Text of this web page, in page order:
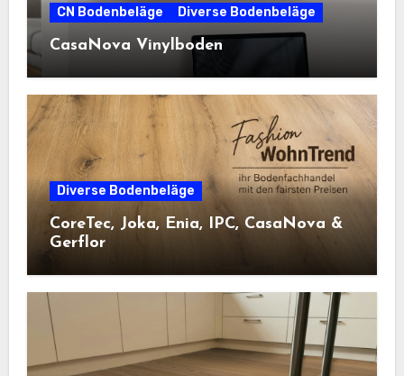
CN Bodenbeläge Diverse Bodenbeläge
CasaNova Vinylboden
Diverse Bodenbeläge
CoreTec, Joka, Enia, IPC, CasaNova &
Gerflor